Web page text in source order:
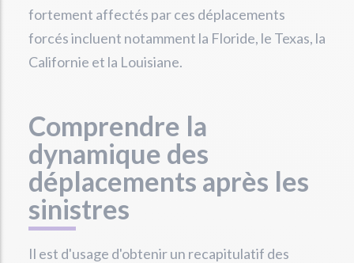
fortement affectés par ces déplacements
forcés incluent notamment la Floride, le Texas, la
Californie et la Louisiane.
Comprendre la
dynamique des
déplacements après les
sinistres
Il est d'usage d'obtenir un recapitulatif des